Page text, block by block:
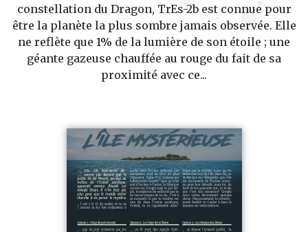
constellation du Dragon, TrEs-2b est connue pour
être la planète la plus sombre jamais observée. Elle
ne reflète que 1% de la lumière de son étoile ; une
géante gazeuse chauffée au rouge du fait de sa
proximité avec ce...